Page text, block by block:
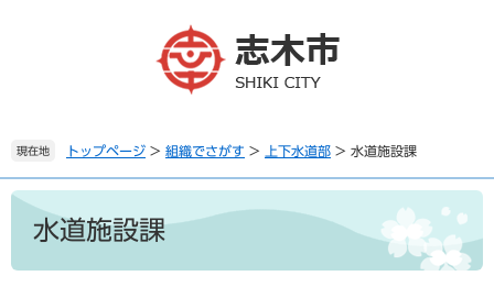
。
て
へ
現在地 トップページ > 組織でさがす > 上下水道部 > 水道施設課
本
水道施設課